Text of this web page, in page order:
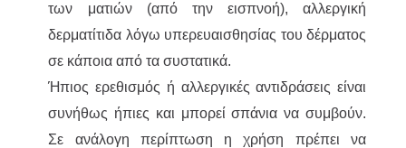
των ματιών (από την εισπνοή), αλλεργική
δερματίτιδα λόγω υπερευαισθησίας του δέρματος
σε κάποια από τα συστατικά.
Ήπιος ερεθισμός ή αλλεργικές αντιδράσεις είναι
συνήθως ήπιες και μπορεί σπάνια να συμβούν.
Σε ανάλογη περίπτωση η χρήση πρέπει να